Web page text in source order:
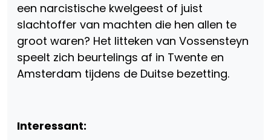
een narcistische kwelgeest of juist
slachtoffer van machten die hen allen te
groot waren? Het litteken van Vossensteyn
speelt zich beurtelings af in Twente en
Amsterdam tijdens de Duitse bezetting.
Interessant: